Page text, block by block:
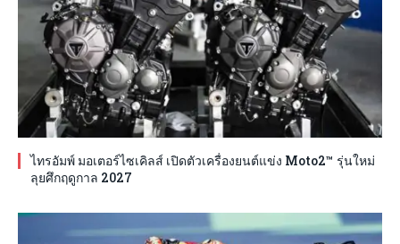
ไทรอัมพ์ มอเตอร์ไซเคิลส์ เปิดตัวเครื่องยนต์แข่ง Moto2™ รุ่นใหม่
ลุยศึกฤดูกาล 2027